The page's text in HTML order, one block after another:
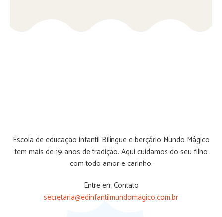
Escola de educação infantil Bilíngue e berçário Mundo Mágico
tem mais de 19 anos de tradição. Aqui cuidamos do seu filho
com todo amor e carinho.
Entre em Contato
secretaria@edinfantilmundomagico.com.br